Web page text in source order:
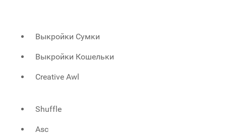
Выкройки Сумки
Выкройки Кошельки
Creative Awl
Shuffle
Asc